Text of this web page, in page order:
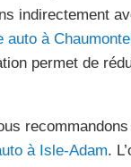
indirectement
auto à
permet de
à Isle-Adam.